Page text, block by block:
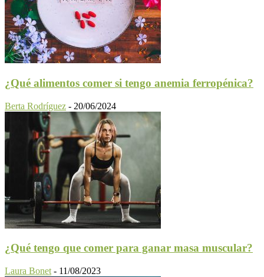
¿Qué alimentos comer si tengo anemia ferropénica?
Berta Rodríguez - 20/06/2024
¿Qué tengo que comer para ganar masa muscular?
Laura Bonet - 11/08/2023